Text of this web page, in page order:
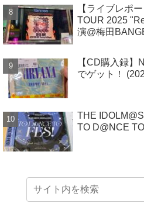
【ライブレポ
TOUR 2025
演@梅田
【CD購入録】
でゲット！
THE
TO D@NCE